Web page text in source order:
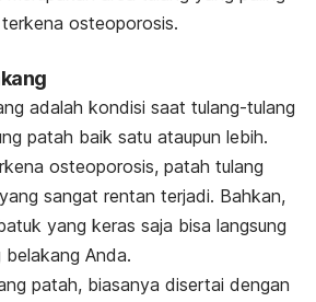
osteoporosis.
adalah kondisi saat tulang-tulang
patah baik satu ataupun lebih.
osteoporosis, patah tulang
sangat rentan terjadi. Bahkan,
yang keras saja bisa langsung
Anda.
patah, biasanya disertai dengan